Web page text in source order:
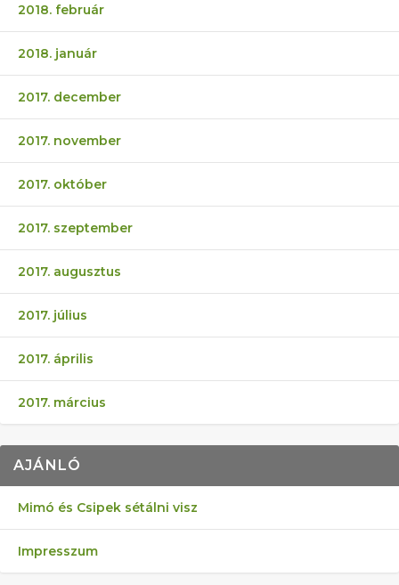
2018. február
2018. január
2017. december
2017. november
2017. október
2017. szeptember
2017. augusztus
2017. július
2017. április
2017. március
AJÁNLÓ
Mimó és Csipek sétálni visz
Impresszum